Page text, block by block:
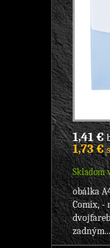
1,41 €
1,73 €
Skladom
obálka
Comix, -
zadným...